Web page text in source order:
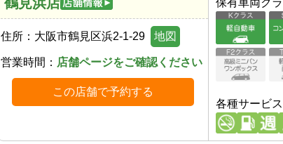
住所： 大阪市鶴見区浜2-1-29 地図
営業時間： 店舗ページをご確認ください
この店舗で予約する
保有車両ク
各種サービス